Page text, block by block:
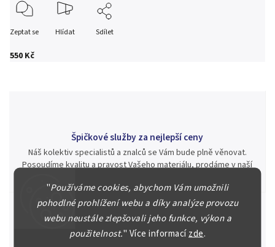
"Používáme cookies, abychom Vám umožnili
pohodlné prohlížení webu a díky analýze provozu
webu neustále zlepšovali jeho funkce, výkon a
použitelnost." Více informacízde.
550 Kč
Zeptat se Hlídat Sdílet
Špičkové služby za nejlepší ceny
Náš kolektiv specialistů a znalců se Vám bude plně věnovat.
Posoudíme kvalitu a pravost Vašeho materiálu, prodáme v naší
Jsme zde pro Vás nepřetržitě již od roku 2000